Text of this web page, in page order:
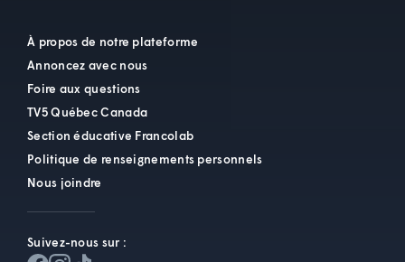
À propos de notre plateforme
Annoncez avec nous
Foire aux questions
TV5 Québec Canada
Section éducative Francolab
Politique de renseignements personnels
Nous joindre
Suivez-nous sur :